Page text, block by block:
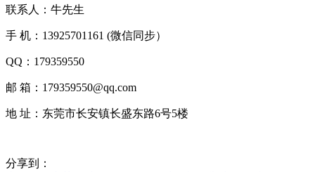
联系人：牛先生
手 机：13925701161 (微信同步）
QQ：179359550
邮 箱：179359550@qq.com
地 址：东莞市长安镇长盛东路6号5楼
分享到：